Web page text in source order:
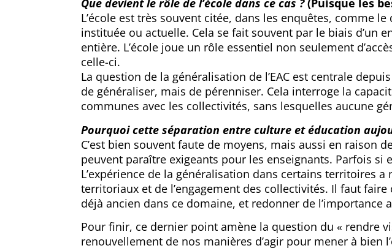
Que devient le rôle de l’école dans ce cas ?(Puisque les
L’école est très souvent citée, dans les enquêtes, comme
instituée ou actuelle. Cela se fait souvent par le biais d’un
entière. L’école joue un rôle essentiel non seulement
celle-ci.
La question de la généralisation de l’EAC est centrale
de généraliser, mais de pérenniser. Cela interroge la
communes avec les collectivités, sans lesquelles aucune
Pourquoi cette séparation entre culture et éducation
C’est bien souvent faute de moyens, mais aussi en raison
peuvent paraître exigeants pour les enseignants. Parfois si
L’expérience de la généralisation dans certains territoires
territoriaux et de l’engagement des collectivités. Il faut
déjà ancien dans ce domaine, et redonner de l’importance
Pour finir, ce dernier point amène la question du « rendre
renouvellement de nos manières d’agir pour mener à bien